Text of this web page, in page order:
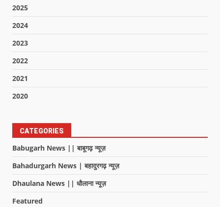
2025
2024
2023
2022
2021
2020
CATEGORIES
Babugarh News || बाबूगढ़ न्यूज़
Bahadurgarh News | बहादुरगढ़ न्यूज़
Dhaulana News || धौलाना न्यूज़
Featured